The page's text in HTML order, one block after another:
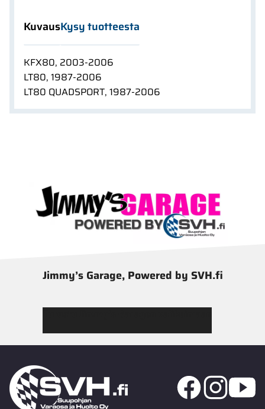
KuvausKysy tuotteesta
KFX80, 2003-2006
LT80, 1987-2006
LT80 QUADSPORT, 1987-2006
Jimmy’s Garage, Powered by SVH.fi